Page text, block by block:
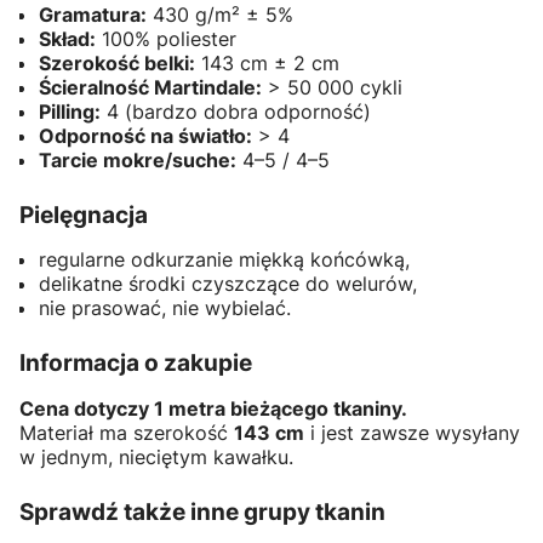
Gramatura: 430 g/m² ± 5%
Skład: 100% poliester
Szerokość belki: 143 cm ± 2 cm
Ścieralność Martindale: > 50 000 cykli
Pilling: 4 (bardzo dobra odporność)
Odporność na światło: > 4
Tarcie mokre/suche: 4–5 / 4–5
Pielęgnacja
regularne odkurzanie miękką końcówką,
delikatne środki czyszczące do welurów,
nie prasować, nie wybielać.
Informacja o zakupie
Cena dotyczy 1 metra bieżącego tkaniny.
Materiał ma szerokość 143 cm i jest zawsze wysyłany
w jednym, nieciętym kawałku.
Sprawdź także inne grupy tkanin